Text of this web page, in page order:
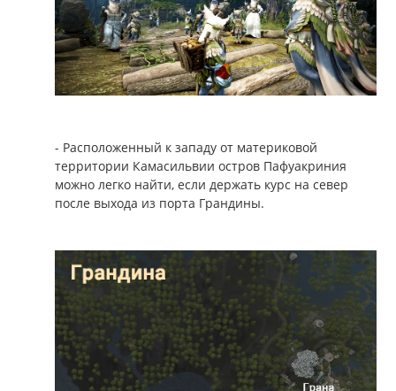
- Расположенный к западу от материковой
территории Камасильвии остров Пафуакриния
можно легко найти, если держать курс на север
после выхода из порта Грандины.